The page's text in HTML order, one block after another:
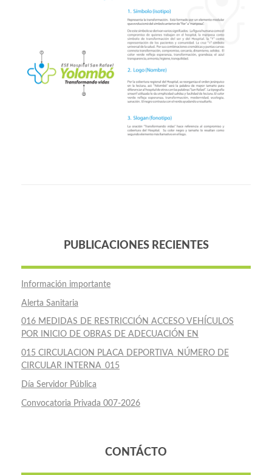
PUBLICACIONES RECIENTES
Información importante
Alerta Sanitaria
016 MEDIDAS DE RESTRICCIÓN ACCESO VEHÍCULOS
POR INICIO DE OBRAS DE ADECUACIÓN EN
015 CIRCULACION PLACA DEPORTIVA_NÚMERO DE
CIRCULAR INTERNA_015
Día Servidor Pública
Convocatoria Privada 007-2026
CONTÁCTO